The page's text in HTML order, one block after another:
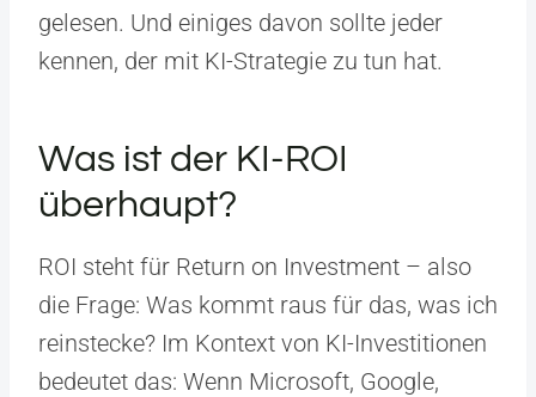
gelesen. Und einiges davon sollte jeder
kennen, der mit KI-Strategie zu tun hat.
Was ist der KI-ROI
überhaupt?
ROI steht für Return on Investment – also
die Frage: Was kommt raus für das, was ich
reinstecke? Im Kontext von KI-Investitionen
bedeutet das: Wenn Microsoft, Google,